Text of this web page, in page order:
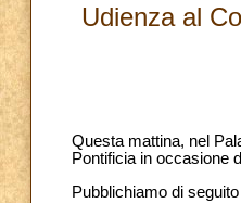
Udienza al
Questa mattina, nel
Pontificia in occasione
Pubblichiamo di